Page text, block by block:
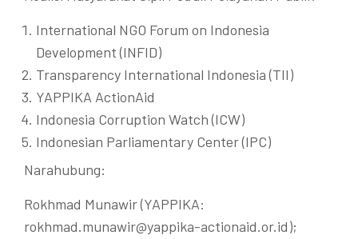
International NGO Forum on Indonesia
Development (INFID)
Transparency International Indonesia (TII)
YAPPIKA ActionAid
Indonesia Corruption Watch (ICW)
Indonesian Parliamentary Center (IPC)
Narahubung:
Rokhmad Munawir (YAPPIKA:
rokhmad.munawir@yappika-actionaid.or.id);